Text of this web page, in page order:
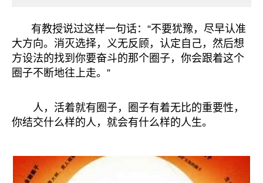
有教授说过这样一句话：“不要犹豫，尽早认准
大方向。消灭选择，义无反顾，认定自己，然后想
方设法的找到你要奋斗的那个圈子，你会跟着这个
圈子不断地往上走。”
人，活着就有圈子，圈子有着无比的重要性，
你结交什么样的人，就会有什么样的人生。